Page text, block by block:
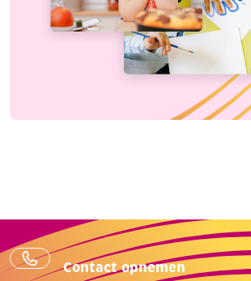
Contact opnemen